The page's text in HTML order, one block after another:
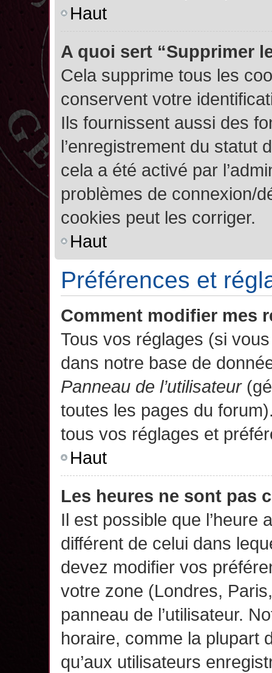
Haut
A quoi sert “Supprimer
Cela supprime tous les
conservent votre
Ils fournissent aussi des
l’enregistrement du statut
cela a été activé par
problèmes de connexion/
cookies peut les corriger.
Haut
Préférences et
Comment modifier mes
Tous vos réglages (si
dans notre base de
Panneau de l’utilisateur
toutes les pages du
tous vos réglages et
Haut
Les heures ne sont pas
Il est possible que l’heure
différent de celui dans
devez modifier vos
votre zone (Londres,
panneau de l’utilisateur.
horaire, comme la plupart
qu’aux utilisateurs